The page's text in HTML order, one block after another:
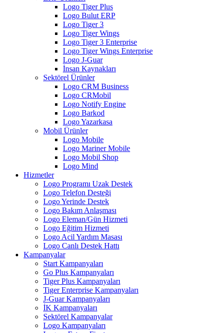
Logo Tiger Plus
Logo Bulut ERP
Logo Tiger 3
Logo Tiger Wings
Logo Tiger 3 Enterprise
Logo Tiger Wings Enterprise
Logo J-Guar
İnsan Kaynakları
Sektörel Ürünler
Logo CRM Business
Logo CRMobil
Logo Notify Engine
Logo Barkod
Logo Yazarkasa
Mobil Ürünler
Logo Mobile
Logo Mariner Mobile
Logo Mobil Shop
Logo Mind
Hizmetler
Logo Programı Uzak Destek
Logo Telefon Desteği
Logo Yerinde Destek
Logo Bakım Anlaşması
Logo Eleman/Gün Hizmeti
Logo Eğitim Hizmeti
Logo Acil Yardım Masası
Logo Canlı Destek Hattı
Kampanyalar
Start Kampanyaları
Go Plus Kampanyaları
Tiger Plus Kampanyaları
Tiger Enterprise Kampanyaları
J-Guar Kampanyaları
İK Kampanyaları
Sektörel Kampanyalar
Logo Kampanyaları